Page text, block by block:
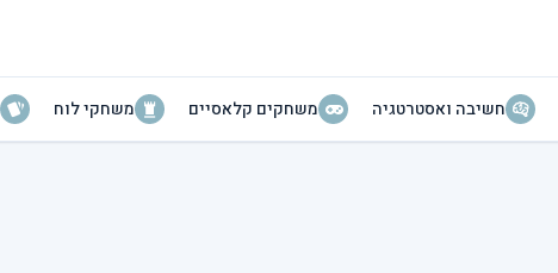
חשיבה ואסטרטגיה משחקים קלאסיים משחקי לוח